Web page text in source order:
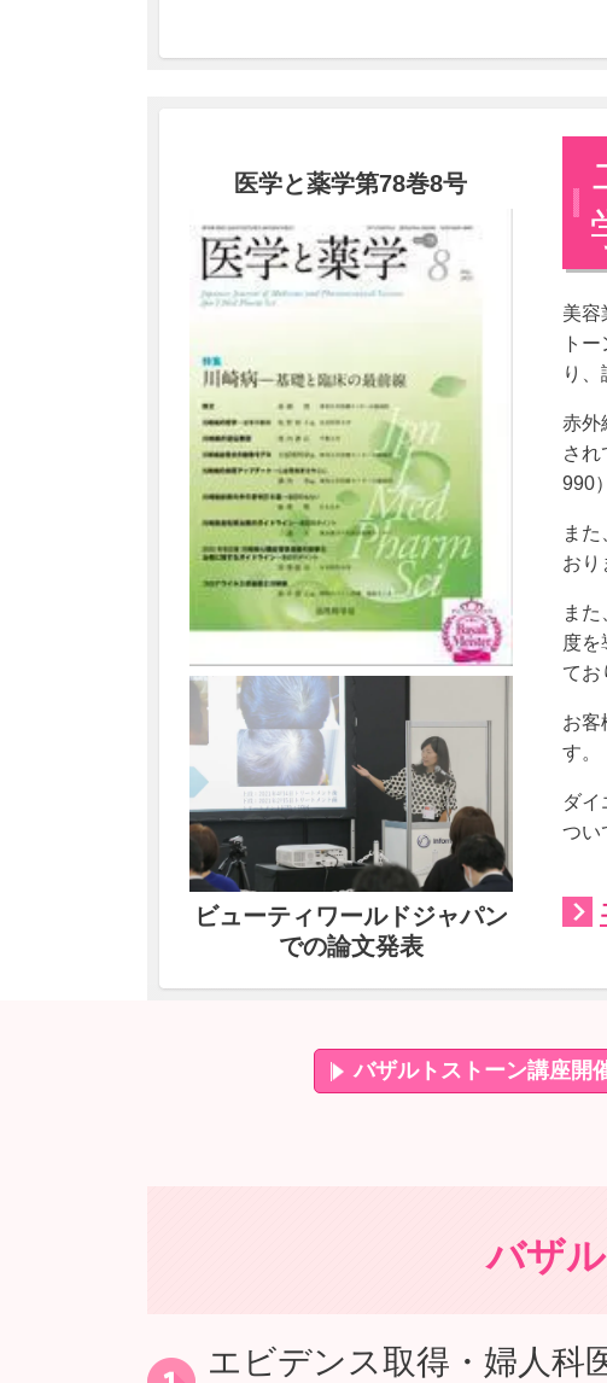
医学と薬学第78巻8号
ビューティワールドジャパン
での論文発表
美容
ト
り、
赤外
さ
990
ま
おり
ま
度
てお
お客
す。
ダ
つい
バザルトストーン講座開
バザ
エビデンス取得・婦人科